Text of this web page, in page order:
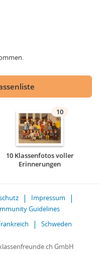
10
10 Klassenfotos voller
Erinnerungen
Impressum
Guidelines
Schweden
GmbH